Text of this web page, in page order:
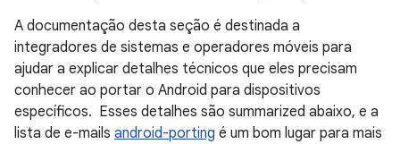
A documentação desta seção é destinada a
integradores de sistemas e operadores móveis para
ajudar a explicar detalhes técnicos que eles precisam
conhecer ao portar o Android para dispositivos
específicos. Esses detalhes são summarized abaixo, e a
lista de e-mails android-porting é um bom lugar para mais